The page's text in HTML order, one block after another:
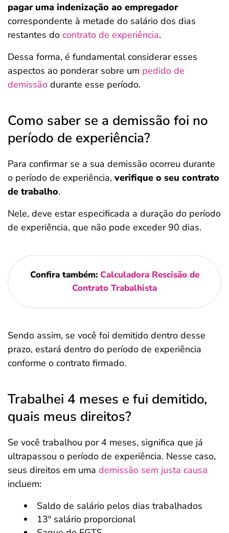
pagar uma indenização ao empregador
correspondente à metade do salário dos dias
restantes do contrato de experiência.
Dessa forma, é fundamental considerar esses
aspectos ao ponderar sobre um pedido de
demissão durante esse período.
Como saber se a demissão foi no
período de experiência?
Para confirmar se a sua demissão ocorreu durante
o período de experiência, verifique o seu contrato
de trabalho.
Nele, deve estar especificada a duração do período
de experiência, que não pode exceder 90 dias.
Confira também: Calculadora Rescisão de
Contrato Trabalhista
Sendo assim, se você foi demitido dentro desse
prazo, estará dentro do período de experiência
conforme o contrato firmado.
Trabalhei 4 meses e fui demitido,
quais meus direitos?
Se você trabalhou por 4 meses, significa que já
ultrapassou o período de experiência. Nesse caso,
seus direitos em uma demissão sem justa causa
incluem:
Saldo de salário pelos dias trabalhados
13º salário proporcional